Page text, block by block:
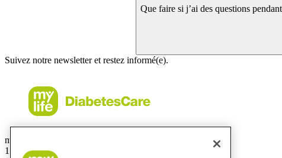
Que faire si j’ai des questions
Suivez notre newsletter et restez informé(e).
mylife Diabetes Care Canada Inc.
1 avenue Holiday, bureau 605